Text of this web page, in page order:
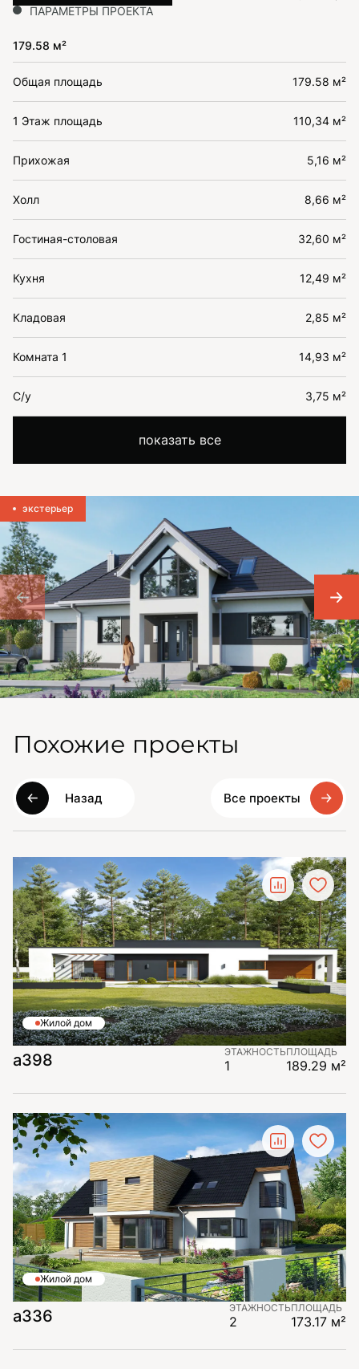
ПАРАМЕТРЫ ПРОЕКТА
179.58 м²
Общая площадь 179.58 м²
1 Этаж площадь 110,34 м²
Прихожая 5,16 м²
Холл 8,66 м²
Гостиная-столовая 32,60 м²
Кухня 12,49 м²
Кладовая 2,85 м²
Комната 1 14,93 м²
С/у 3,75 м²
показать все
экстерьер
Похожие проекты
Назад Все проекты
Жилой дом
а398 ЭТАЖНОСТЬ
1
ПЛОЩАДЬ
189.29 м²
Жилой дом
а336 ЭТАЖНОСТЬ
2
ПЛОЩАДЬ
173.17 м²